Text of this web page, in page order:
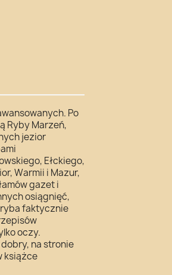
Po
Ryby Marzeń,
jezior
Ełckiego,
Warmii i Mazur,
gazet i
osiągnięć,
faktycznie
oczy.
na stronie
książce